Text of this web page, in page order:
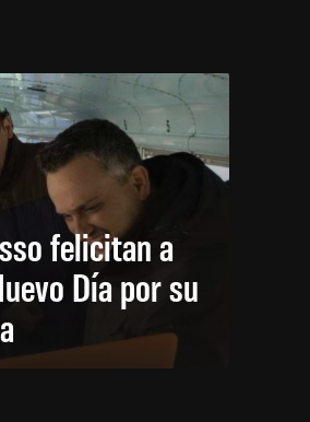
felicitan a
Día por su